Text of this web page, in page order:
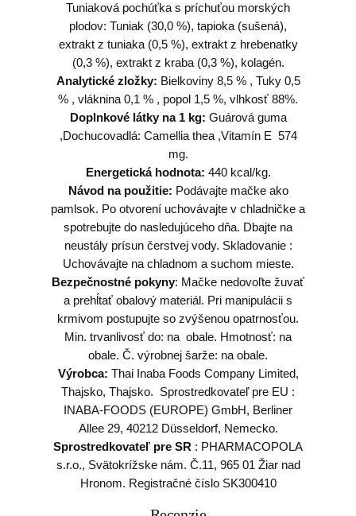
c
a
t
M
o
r
s
k
p
l
o
d
y
4
p
r
í
c
h
u
t
e
2
0
t
ú
Tuniaková pochúťka s príchuťou morských
plodov: Tuniak (30,0 %), tapioka (sušená),
extrakt z tuniaka (0,5 %), extrakt z hrebenatky
(0,3 %), extrakt z kraba (0,3 %), kolagén.
Analytické zložky: Bielkoviny 8,5 % , Tuky 0,5
% , vláknina 0,1 % , popol 1,5 %, vlhkosť 88%.
Doplnkové látky na 1 kg: Guárová guma
,Dochucovadlá: Camellia thea ,Vitamín E 574
mg.
Energetická hodnota: 440 kcal/kg.
Návod na použitie: Podávajte mačke ako
pamlsok. Po otvorení uchovávajte v chladničke a
spotrebujte do nasledujúceho dňa. Dbajte na
neustály prísun čerstvej vody. Skladovanie :
Uchovávajte na chladnom a suchom mieste.
Bezpečnostné pokyny: Mačke nedovoľte žuvať
a prehĺtať obalový materiál. Pri manipulácii s
krmivom postupujte so zvýšenou opatrnosťou.
Min. trvanlivosť do: na obale. Hmotnosť: na
obale. Č. výrobnej šarže: na obale.
Výrobca: Thai Inaba Foods Company Limited,
Thajsko, Thajsko. Sprostredkovateľ pre EU :
INABA-FOODS (EUROPE) GmbH, Berliner
Allee 29, 40212 Düsseldorf, Nemecko.
Sprostredkovateľ pre SR : PHARMACOPOLA
s.r.o., Svätokrížske nám. Č.11, 965 01 Žiar nad
Hronom. Registračné číslo SK300410